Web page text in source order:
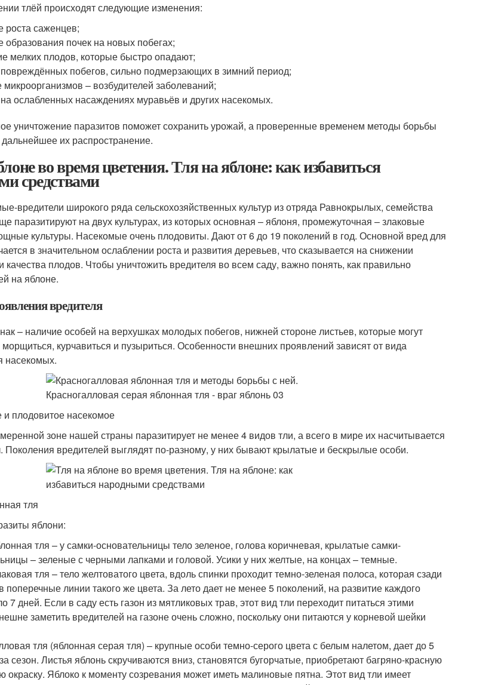
тлёй происходят следующие изменения:
роста саженцев;
образования почек на новых побегах;
мелких плодов, которые быстро опадают;
побегов, сильно подмерзающих в зимний период;
микроорганизмов – возбудителей заболеваний;
ослабленных насаждениях муравьёв и других насекомых.
уничтожение паразитов поможет сохранить урожай, а проверенные временем методы борьбы
дальнейшее их распространение.
во время цветения. Тля на яблоне: как избавиться
средствами
вредители широкого ряда сельскохозяйственных культур из отряда Равнокрылых, семейства
паразитируют на двух культурах, из которых основная – яблоня, промежуточная – злаковые
культуры. Насекомые очень плодовиты. Дают от 6 до 19 поколений в год. Основной вред для
в значительном ослаблении роста и развития деревьев, что сказывается на снижении
качества плодов. Чтобы уничтожить вредителя во всем саду, важно понять, как правильно
на яблоне.
вредителя
– наличие особей на верхушках молодых побегов, нижней стороне листьев, которые могут
морщиться, курчавиться и пузыриться. Особенности внешних проявлений зависят от вида
насекомых.
и плодовитое насекомое
зоне нашей страны паразитирует не менее 4 видов тли, а всего в мире их насчитывается
Поколения вредителей выглядят по-разному, у них бывают крылатые и бескрылые особи.
тля
яблони:
тля – у самки-основательницы тело зеленое, голова коричневая, крылатые самки-
– зеленые с черными лапками и головой. Усики у них желтые, на концах – темные.
тля – тело желтоватого цвета, вдоль спинки проходит темно-зеленая полоса, которая сзади
поперечные линии такого же цвета. За лето дает не менее 5 поколений, на развитие каждого
7 дней. Если в саду есть газон из мятликовых трав, этот вид тли переходит питаться этими
заметить вредителей на газоне очень сложно, поскольку они питаются у корневой шейки
тля (яблонная серая тля) – крупные особи темно-серого цвета с белым налетом, дает до 5
сезон. Листья яблонь скручиваются вниз, становятся бугорчатые, приобретают багряно-красную
окраску. Яблоко к моменту созревания может иметь малиновые пятна. Этот вид тли имеет